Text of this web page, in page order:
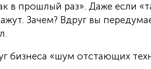
в прошлый раз». Даже если
Зачем? Вдруг вы
бизнеса «шум отстающих